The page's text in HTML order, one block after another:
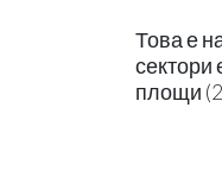
Това е
сектори
площи